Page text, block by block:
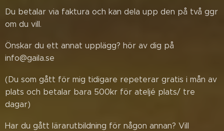
Du betalar via faktura och kan dela upp den på två ggr
om du vill.
Önskar du ett annat upplägg? hör av dig på
info@gaila.se
(Du som gått för mig tidigare repeterar gratis i mån av
plats och betalar bara 500kr för ateljé plats/ tre
dagar)
Har du gått lärarutbildning för någon annan? Vill